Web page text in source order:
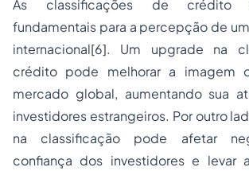
As classificações de crédito
fundamentais para a percepção de
internacional[6]. Um upgrade na
crédito pode melhorar a imagem
mercado global, aumentando sua
investidores estrangeiros. Por outro
na classificação pode afetar
confiança dos investidores e levar